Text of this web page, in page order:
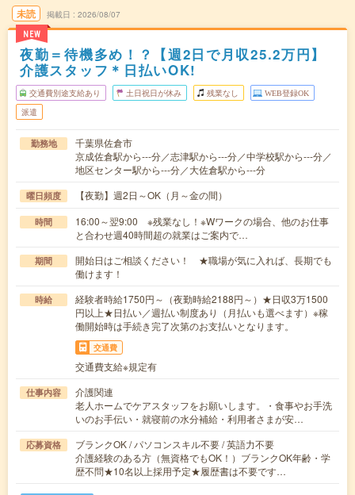
未読
NEW
掲載日 2026/08/07
夜勤＝待機多め！？【週2日で月収25.2万円】
介護スタッフ＊日払いOK!
交通費別途支給あり 土日祝日が休み 残業なし WEB登録OK
派遣
勤務地
千葉県佐倉市
京成佐倉駅から---分／志津駅から---分／中学校駅から---分／
地区センター駅から---分／大佐倉駅から---分
曜日頻度 【夜勤】週2日～OK（月～金の間）
時間
16:00～翌9:00 ※残業なし！※Wワークの場合、他のお仕事
と合わせ週40時間超の就業はご案内で…
期間
開始日はご相談ください！ ★職場が気に入れば、長期でも
働けます！
時給
経験者時給1750円～（夜勤時給2188円～）★日収3万1500
円以上★日払い／週払い制度あり（月払いも選べます）※稼
働開始時は手続き完了次第のお支払いとなります。
交通費
交通費支給※規定有
仕事内容
介護関連
老人ホームでケアスタッフをお願いします。・食事やお手洗
いのお手伝い・就寝前の水分補給・利用者さまが安…
応募資格
ブランクOK / パソコンスキル不要 / 英語力不要
介護経験のある方（無資格でもOK！）ブランクOK年齢・学
歴不問★10名以上採用予定★履歴書は不要です…